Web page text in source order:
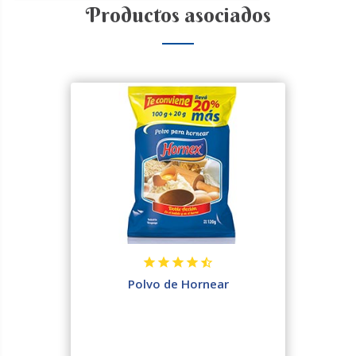
Productos asociados
Polvo de Hornear